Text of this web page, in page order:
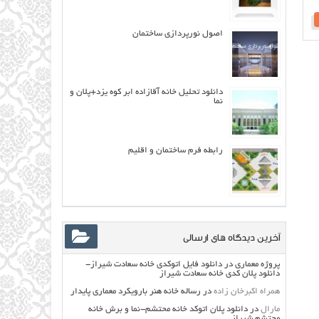
اصول نورپردازی ساختمان
دانلود تحلیل خانه آقازاده ابر کوه یزد+پلان و
نما
رابطه فرم ساختمان و اقليم
آخرین دیدگاه های ارسالی
پروژه معماری دردانلود فایل اتوکدی خانه سعادت شیراز-
دانلود پلان کدی خانه سعادت شیراز
همراه اکبرخان زاده در رساله خانه هنر بارویکرد معماری پایدار
مارال دردانلود پلان اتوکد خانه محتشم-نما و برش خانه